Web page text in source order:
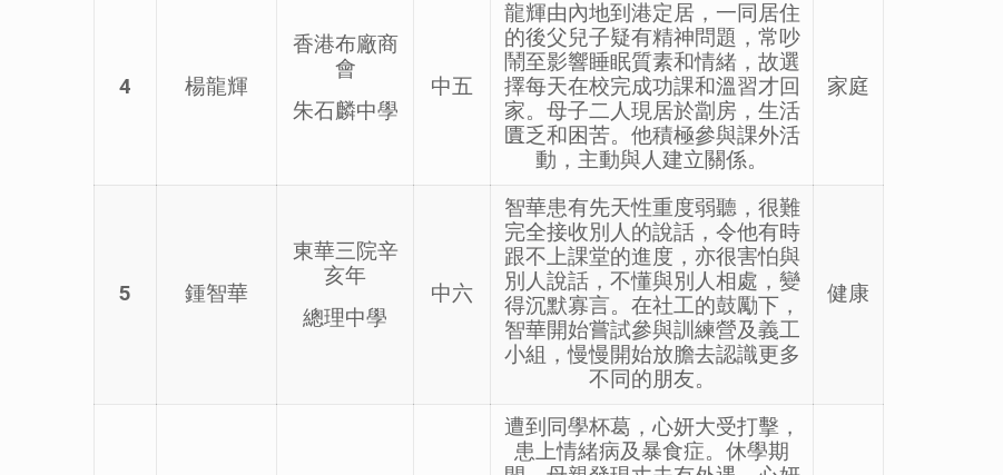
4 楊龍輝
香港布廠商
會
朱石麟中學
中五
龍輝由內地到港定居，一同居住
的後父兒子疑有精神問題，常吵
鬧至影響睡眠質素和情緒，故選
擇每天在校完成功課和溫習才回
家。母子二人現居於劏房，生活
匱乏和困苦。他積極參與課外活
動，主動與人建立關係。
家庭
5 鍾智華
東華三院辛
亥年
總理中學
中六
智華患有先天性重度弱聽，很難
完全接收別人的說話，令他有時
跟不上課堂的進度，亦很害怕與
別人說話，不懂與別人相處，變
得沉默寡言。在社工的鼓勵下，
智華開始嘗試參與訓練營及義工
小組，慢慢開始放膽去認識更多
不同的朋友。
健康
遭到同學杯葛，心妍大受打擊，
患上情緒病及暴食症。休學期